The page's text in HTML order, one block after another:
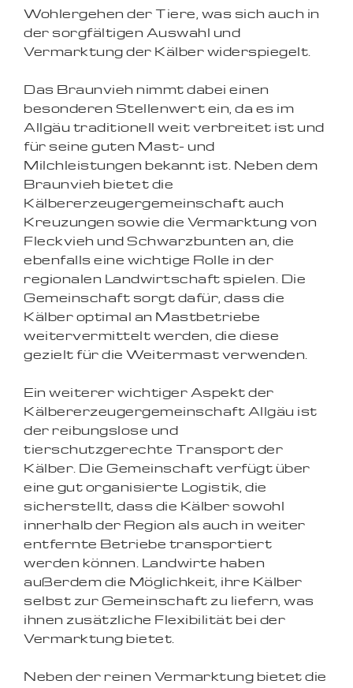
Wohlergehen der Tiere, was sich auch in
der sorgfältigen Auswahl und
Vermarktung der Kälber widerspiegelt.
Das Braunvieh nimmt dabei einen
besonderen Stellenwert ein, da es im
Allgäu traditionell weit verbreitet ist und
für seine guten Mast- und
Milchleistungen bekannt ist. Neben dem
Braunvieh bietet die
Kälbererzeugergemeinschaft auch
Kreuzungen sowie die Vermarktung von
Fleckvieh und Schwarzbunten an, die
ebenfalls eine wichtige Rolle in der
regionalen Landwirtschaft spielen. Die
Gemeinschaft sorgt dafür, dass die
Kälber optimal an Mastbetriebe
weitervermittelt werden, die diese
gezielt für die Weitermast verwenden.
Ein weiterer wichtiger Aspekt der
Kälbererzeugergemeinschaft Allgäu ist
der reibungslose und
tierschutzgerechte Transport der
Kälber. Die Gemeinschaft verfügt über
eine gut organisierte Logistik, die
sicherstellt, dass die Kälber sowohl
innerhalb der Region als auch in weiter
entfernte Betriebe transportiert
werden können. Landwirte haben
außerdem die Möglichkeit, ihre Kälber
selbst zur Gemeinschaft zu liefern, was
ihnen zusätzliche Flexibilität bei der
Vermarktung bietet.
Neben der reinen Vermarktung bietet die